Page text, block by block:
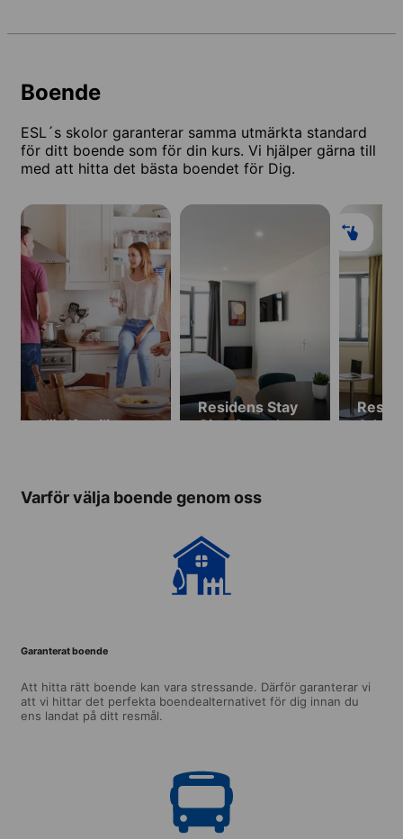
Boende
ESL´s skolor garanterar samma utmärkta standard
för ditt boende som för din kurs. Vi hjälper gärna till
med att hitta det bästa boendet för Dig.
Värdfamilj
Residens Stay
City, Gare de
Varför välja boende genom oss
Garanterat boende
Att hitta rätt boende kan vara stressande. Därför garanterar vi
att vi hittar det perfekta boendealternativet för dig innan du
ens landat på ditt resmål.